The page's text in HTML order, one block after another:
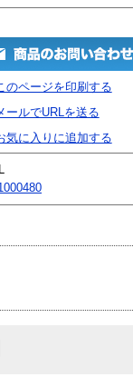
のページを印刷する
ールでURLを送る
気に入りに追加する